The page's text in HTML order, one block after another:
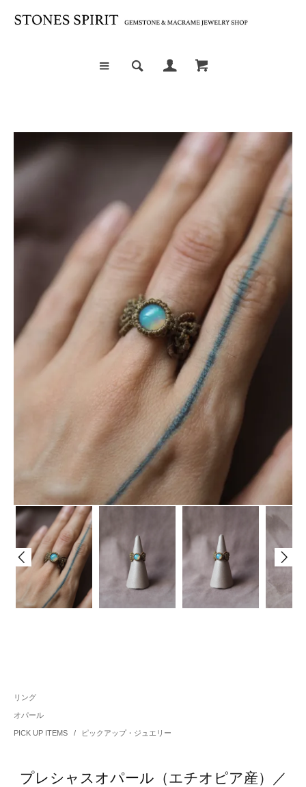
リング
オパール
PICK UP ITEMS / ピックアップ・ジュエリー
プレシャスオパール（エチオピア産）／